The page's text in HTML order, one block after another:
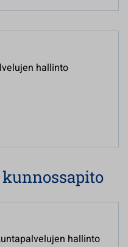
hallinto
hallinto